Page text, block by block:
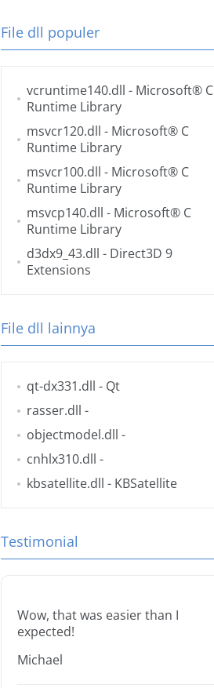
File dll populer
vcruntime140.dll - Microsoft® C
Runtime Library
msvcr120.dll - Microsoft® C
Runtime Library
msvcr100.dll - Microsoft® C
Runtime Library
msvcp140.dll - Microsoft® C
Runtime Library
d3dx9_43.dll - Direct3D 9
Extensions
File dll lainnya
qt-dx331.dll - Qt
rasser.dll -
objectmodel.dll -
cnhlx310.dll -
kbsatellite.dll - KBSatellite
Testimonial
Wow, that was easier than I
expected!
Michael